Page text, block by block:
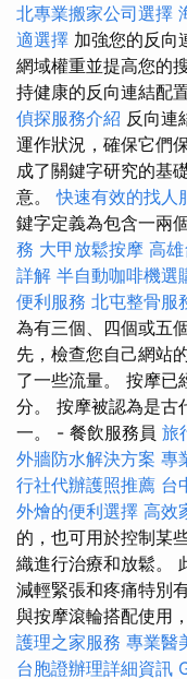
北專業搬家公司選擇
適選擇 加強您的反向
網域權重並提高您的
持健康的反向連結配
偵探服務介紹 反向連
運作狀況，確保它們
成了關鍵字研究的基
意。快速有效的找人
鍵字定義為包含一兩
務 大甲放鬆按摩 高
詳解 半自動咖啡機選
便利服務 北屯整骨服
為有三個、四個或五
先，檢查您自己網站
了一些流量。 按摩已
分。 按摩被認為是古
一。 - 餐飲服務員 旅
外牆防水解決方案 專
行社代辦護照推薦 台
外燴的便利選擇 高效
的，也可用於控制某
織進行治療和放鬆。
減輕緊張和疼痛特別
與按摩滾輪搭配使用
護理之家服務 專業醫
台胞證辦理詳細資訊